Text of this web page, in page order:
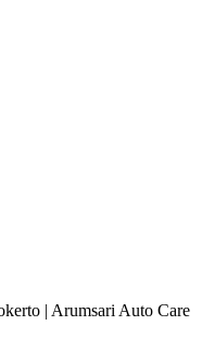
| Arumsari Auto Care